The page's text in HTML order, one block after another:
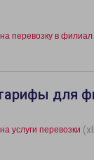
перевозку в филиал
для
услуги перевозки